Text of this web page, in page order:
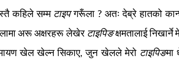
कहिले सम्म टाइपगरूँला ? अतः देब्रे हातको
अरू अक्षरहरू लेखेर टाइपिङक्षमतालाई निखार्ने
खेल खेल्न सिकाए, जुन खेलले मेरो टाइपिङमा